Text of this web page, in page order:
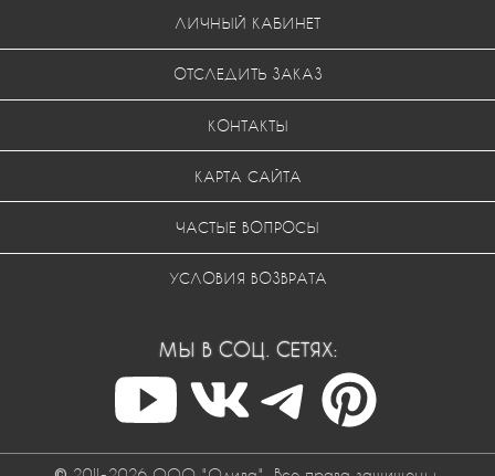
ЛИЧНЫЙ КАБИНЕТ
ОТСЛЕДИТЬ ЗАКАЗ
КОНТАКТЫ
КАРТА САЙТА
ЧАСТЫЕ ВОПРОСЫ
УСЛОВИЯ ВОЗВРАТА
МЫ В СОЦ. СЕТЯХ: